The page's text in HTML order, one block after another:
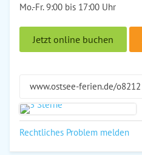
Mo.-Fr. 9:00 bis 17:00 Uhr
Jetzt online buchen
www.ostsee-ferien.de/o8212
Rechtliches Problem melden